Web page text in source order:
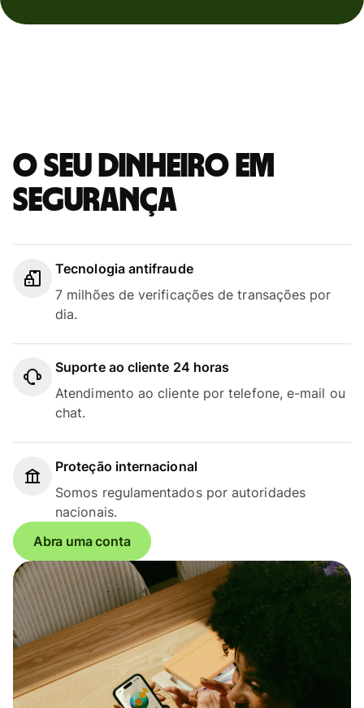
O seu dinheiro em
segurança
Tecnologia antifraude
7 milhões de verificações de transações por
dia.
Suporte ao cliente 24 horas
Atendimento ao cliente por telefone, e-mail ou
chat.
Proteção internacional
Somos regulamentados por autoridades
nacionais.
Abra uma conta